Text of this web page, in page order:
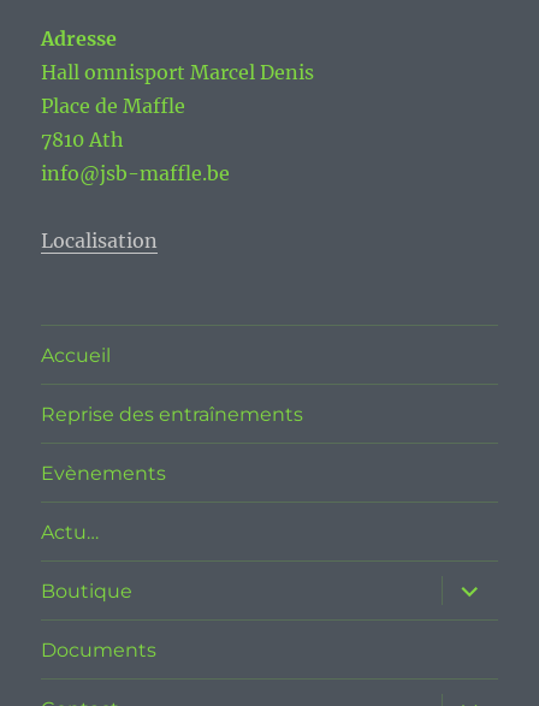
Adresse
Hall omnisport Marcel Denis
Place de Maffle
7810 Ath
info@jsb-maffle.be
Localisation
Accueil
Reprise des entraînements
Evènements
Actu…
Boutique
ouvrir
le
sous-
Documents